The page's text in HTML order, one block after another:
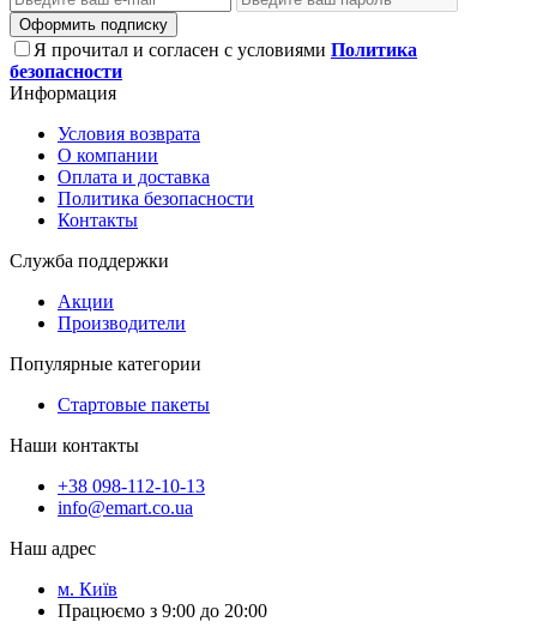
Оформить подписку
Я прочитал и согласен с условиями Политика
безопасности
Информация
Условия возврата
О компании
Оплата и доставка
Политика безопасности
Контакты
Служба поддержки
Акции
Производители
Популярные категории
Стартовые пакеты
Наши контакты
+38 098-112-10-13
info@emart.co.ua
Наш адрес
м. Київ
Працюємо з 9:00 до 20:00